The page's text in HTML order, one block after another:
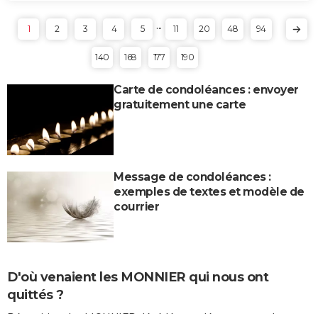
1 2 3 4 5 ... 11 20 48 94
140 168 177 190
Carte de condoléances : envoyer
gratuitement une carte
Message de condoléances :
exemples de textes et modèle de
courrier
D'où venaient les MONNIER qui nous ont
quittés ?